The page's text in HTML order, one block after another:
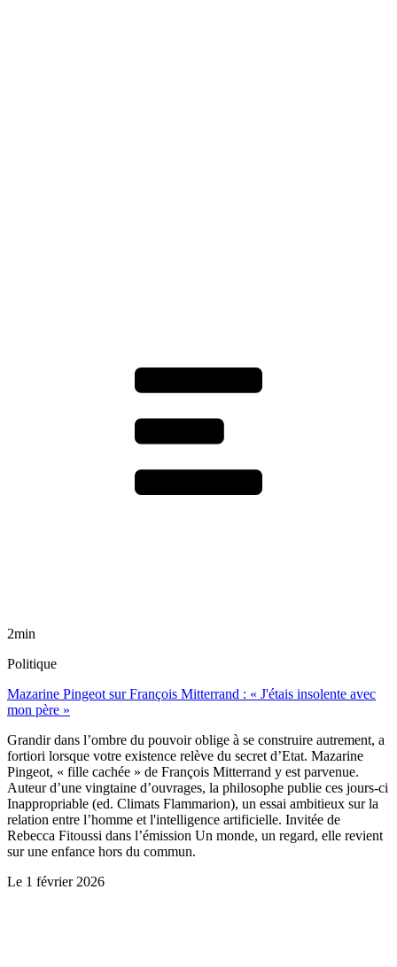
2min
Politique
Mazarine Pingeot sur François Mitterrand : « J'étais insolente avec
mon père »
Grandir dans l’ombre du pouvoir oblige à se construire autrement, a
fortiori lorsque votre existence relève du secret d’Etat. Mazarine
Pingeot, « fille cachée » de François Mitterrand y est parvenue.
Auteur d’une vingtaine d’ouvrages, la philosophe publie ces jours-ci
Inappropriable (ed. Climats Flammarion), un essai ambitieux sur la
relation entre l’homme et l'intelligence artificielle. Invitée de
Rebecca Fitoussi dans l’émission Un monde, un regard, elle revient
sur une enfance hors du commun.
Le 1 février 2026